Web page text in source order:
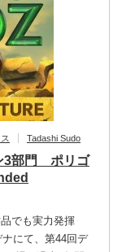
Tadashi Sudo
3部門 ポリゴ
品でも実力発揮
にて、第44回デ